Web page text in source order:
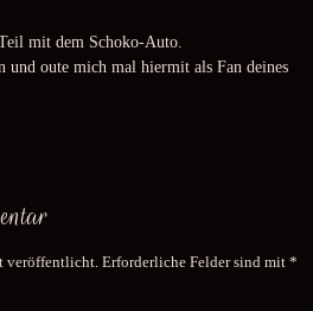
mit dem Schoko-Auto.
und oute mich mal hiermit als Fan deines
veröffentlicht. Erforderliche Felder sind mit *